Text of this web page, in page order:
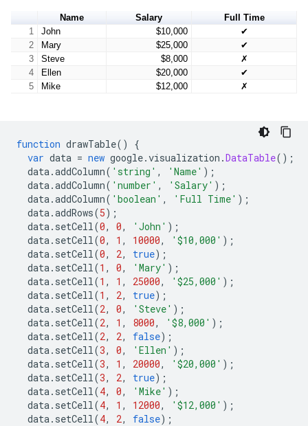
function drawTable()
{
var data = new google.visualization .DataTable();
data.addColumn( 'string' , 'Name' );
data.addColumn( 'number' , 'Salary' );
data.addColumn( 'boolean' , 'Full Time' );
data.addRows(5);
data. setCell(0, 0, 'John' );
data. setCell(0, 1 , 10000, '$10,000' );
data. setCell(0, 2, true);
data. setCell(1 , 0, 'Mary' );
data. setCell(1 , 1 , 25000, '$25,000' );
data. setCell(1 , 2, true);
data. setCell(2, 0, 'Steve' );
data. setCell(2, 1 , 8000, '$8,000' );
data. setCell(2, 2, false);
data. setCell(3, 0, 'Ellen' );
data. setCell(3, 1 , 20000, '$20,000' );
data. setCell(3, 2, true);
data. setCell(4, 0, 'Mike' );
data. setCell(4, 1 , 12000, '$12,000' );
data. setCell(4, 2, false);